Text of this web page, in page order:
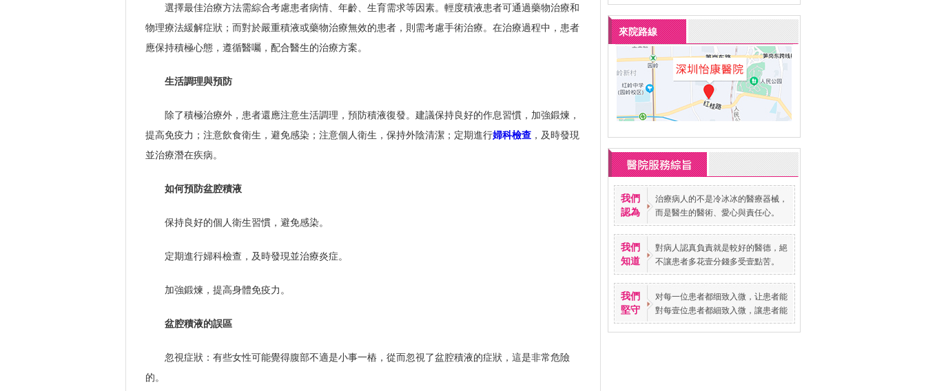
選擇最佳治療方法需綜合考慮患者病情、年齡、生育需求等因素。輕度積液患者可通過藥物治療和
物理療法緩解症狀；而對於嚴重積液或藥物治療無效的患者，則需考慮手術治療。在治療過程中，患者
應保持積極心態，遵循醫囑，配合醫生的治療方案。
生活調理與預防
除了積極治療外，患者還應注意生活調理，預防積液復發。建議保持良好的作息習慣，加強鍛煉，
提高免疫力；注意飲食衛生，避免感染；注意個人衛生，保持外陰清潔；定期進行婦科檢查，及時發現
並治療潛在疾病。
如何預防盆腔積液
保持良好的個人衛生習慣，避免感染。
定期進行婦科檢查，及時發現並治療炎症。
加強鍛煉，提高身體免疫力。
盆腔積液的誤區
忽視症狀：有些女性可能覺得腹部不適是小事一樁，從而忽視了盆腔積液的症狀，這是非常危險
的。
來院路線
我們
認為
治療病人的不是冷冰冰的醫療器械，
而是醫生的醫術、愛心與責任心。
我們
知道
對病人認真負責就是較好的醫德，絕
不讓患者多花壹分錢多受壹點苦。
我們
堅守
对每一位患者都细致入微，让患者能
對每壹位患者都細致入微，讓患者能